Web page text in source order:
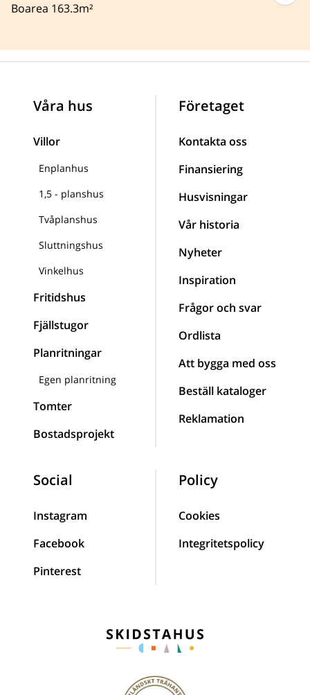
Boarea 163.3m²
Våra hus
Villor
Enplanhus
1,5 - planshus
Tvåplanshus
Sluttningshus
Vinkelhus
Fritidshus
Fjällstugor
Planritningar
Egen planritning
Tomter
Bostadsprojekt
Företaget
Kontakta oss
Finansiering
Husvisningar
Vår historia
Nyheter
Inspiration
Frågor och svar
Ordlista
Att bygga med oss
Beställ kataloger
Reklamation
Social
Instagram
Facebook
Pinterest
Policy
Cookies
Integritetspolicy